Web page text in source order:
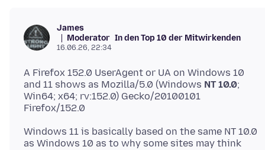
James
Moderator In den Top 10 der Mitwirkenden
16.06.26, 22:34
A Firefox 152.0 UserAgent or UA on Windows 10
and 11 shows as Mozilla/5.0 (Windows NT 10.0;
Win64; x64; rv:152.0) Gecko/20100101
Windows 11 is basically based on the same NT 10.0
as Windows 10 as to why some sites may think